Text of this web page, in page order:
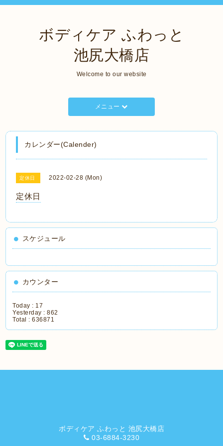
ボディケア ふわっと
池尻大橋店
Welcome to our website
メニュー
カレンダー(Calender)
定休日 2022-02-28 (Mon)
定休日
スケジュール
カウンター
Today : 17
Yesterday :862
Total :636871
ボディケア ふわっと 池尻大橋店
03-6884-3230